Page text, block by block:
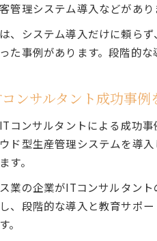
管理システム導入などがあり
、システム導入だけに頼ら
た事例があります。段階的
ンサルタント成功事例
コンサルタントによる成功
ド型生産管理システムを導
す。
業の企業がITコンサルタン
、段階的な導入と教育サポ
。